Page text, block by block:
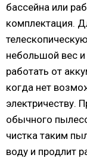
бассейна или
комплектация.
небольшой вес
работать от
когда нет
электричеству.
обычного
чистка таким
воду и продлит